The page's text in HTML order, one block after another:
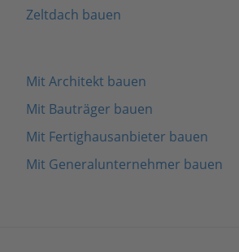
Zeltdach bauen
Mit Architekt bauen
Mit Bauträger bauen
Mit Fertighausanbieter bauen
Mit Generalunternehmer bauen